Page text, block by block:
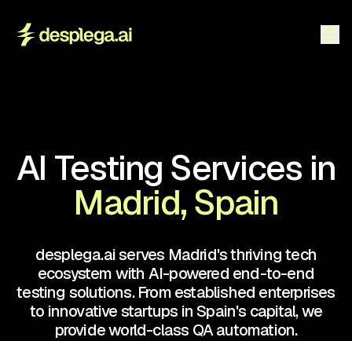
AI Testing Services in
Madrid, Spain
desplega.ai serves Madrid's thriving tech
ecosystem with AI-powered end-to-end
testing solutions. From established enterprises
to innovative startups in Spain's capital, we
provide world-class QA automation.